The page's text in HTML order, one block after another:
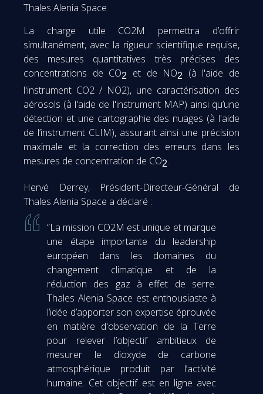
Thales Alenia Space
La charge utile CO2M permettra d’offrir
simultanément, avec la rigueur scientifique requise,
des mesures quantitatives très précises des
concentrations de CO2 et de NO2
(à l'aide de
l'instrument CO2 / NO2), une caractérisation des
aérosols (à l'aide de l'instrument MAP) ainsi qu’une
détection et une cartographie des nuages (à l'aide
de l’instrument CLIM), assurant ainsi une précision
maximale et la correction des erreurs dans les
mesures de concentration de CO2.
Hervé Derrey, Président-Directeur-Général de
Thales Alenia Space a déclaré :
“La mission CO2M est unique et marque
une étape importante du leadership
européen dans les domaines du
changement climatique et de la
réduction des gaz à effet de serre.
Thales Alenia Space est enthousiaste à
l’idée d’apporter son expertise éprouvée
en matière d'observation de la Terre
pour relever l’objectif ambitieux de
mesurer le dioxyde de carbone
atmosphérique produit par l’activité
humaine. Cet objectif est en ligne avec